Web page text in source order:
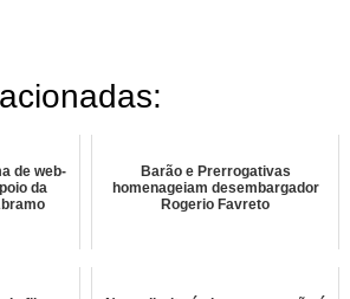
de web-
da
Barão e Prerrogativas
homenageiam desembargador
Rogerio Favreto